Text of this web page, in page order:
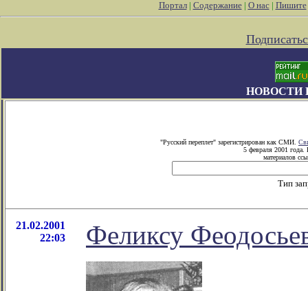
Портал| Содержание| О нас| Пишите
НОВОСТИ
"Русский переплет" зарегистрирован как СМИ.
5 февраля 2001 года.
материалов
Тип
21.02.2001
22:03
Феликсу